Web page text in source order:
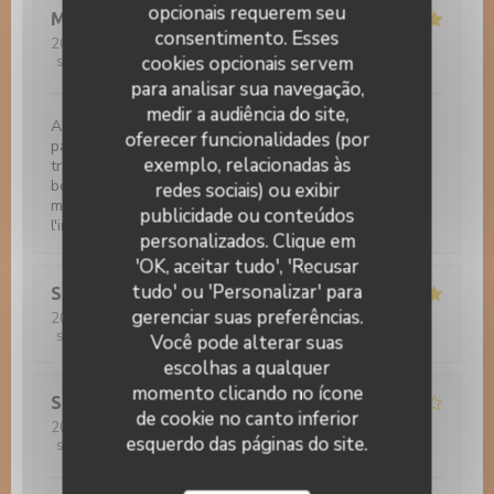
opcionais requerem seu
consentimento. Esses
cookies opcionais servem
para analisar sua navegação,
medir a audiência do site,
oferecer funcionalidades (por
exemplo, relacionadas às
redes sociais) ou exibir
publicidade ou conteúdos
personalizados. Clique em
'OK, aceitar tudo', 'Recusar
tudo' ou 'Personalizar' para
gerenciar suas preferências.
Você pode alterar suas
escolhas a qualquer
momento clicando no ícone
de cookie no canto inferior
esquerdo das páginas do site.
Michèle
2022-10-12
- 19:30 - guests 3
service
ambience: 5/5 menu:5/5 quality_price
Acceil très professionnelle et chaleureuse par le
patron. Tout est fait maison. Excellente cuisine
traditionnelle, tartes flambées, souris d'agneau, gibier,
boeuf tout est merveilleux. Les desserts sont divin -
même si vous n'avez plus faim il ne faut pas faire
l'impasse. Je conseil fortement.
Sandra
2022-10-11- 12:00 - guests 2
service
ambience: 5/5 menu: 5/5 quality_price
Stefanie
P
2022-10-04
- 19:00 - guests 4
service
/5 ambience: 4/5 menu:5/5 quality_price
Auberge Au Cheval Blanc